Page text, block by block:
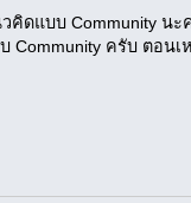
คิดแบบ Community นะ
Community ครับ ตอน